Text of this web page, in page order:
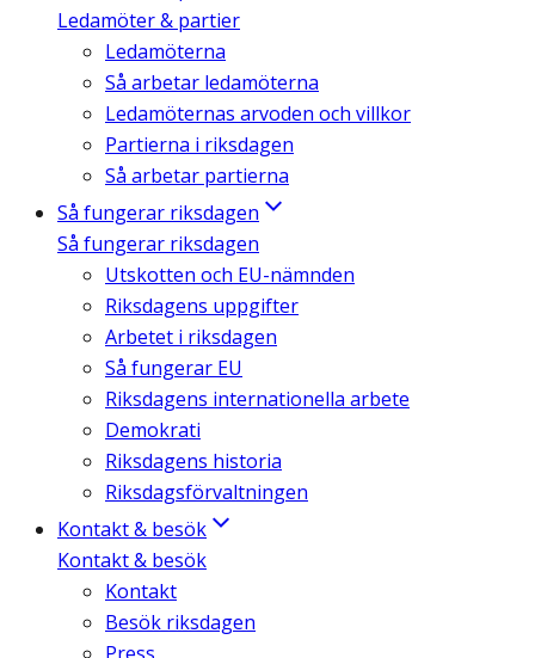
Ledamöter & partier
Ledamöterna
Så arbetar ledamöterna
Ledamöternas arvoden och villkor
Partierna i riksdagen
Så arbetar partierna
Så fungerar riksdagen
Så fungerar riksdagen
Utskotten och EU-nämnden
Riksdagens uppgifter
Arbetet i riksdagen
Så fungerar EU
Riksdagens internationella arbete
Demokrati
Riksdagens historia
Riksdagsförvaltningen
Kontakt & besök
Kontakt & besök
Kontakt
Besök riksdagen